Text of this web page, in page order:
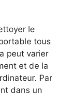
le
tous
peut varier
et de la
Par
dans un